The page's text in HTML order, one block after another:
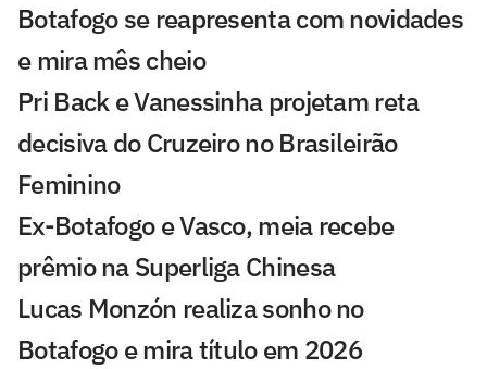
Botafogo se reapresenta com novidades
e mira mês cheio
Pri Back e Vanessinha projetam reta
decisiva do Cruzeiro no Brasileirão
Feminino
Ex-Botafogo e Vasco, meia recebe
prêmio na Superliga Chinesa
Lucas Monzón realiza sonho no
Botafogo e mira título em 2026